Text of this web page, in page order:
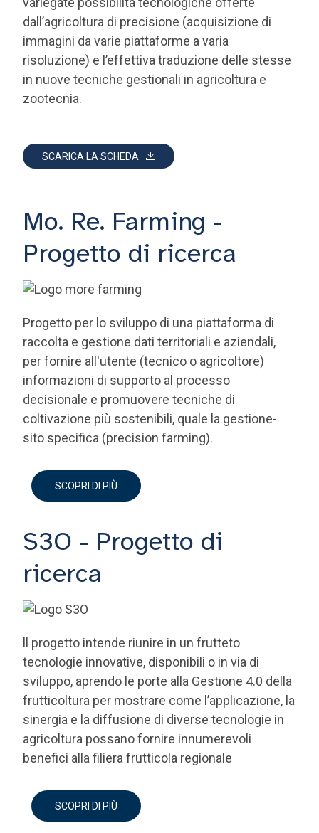
dall’agricoltura di precisione (acquisizione di
immagini da varie piattaforme a varia
risoluzione) e l’effettiva traduzione delle stesse
in nuove tecniche gestionali in agricoltura e
zootecnia.
SCARICA LA SCHEDA
Mo. Re. Farming -
Progetto di ricerca
Progetto per lo sviluppo di una piattaforma di
raccolta e gestione dati territoriali e aziendali,
per fornire all'utente (tecnico o agricoltore)
informazioni di supporto al processo
decisionale e promuovere tecniche di
coltivazione più sostenibili, quale la gestione-
sito specifica (precision farming).
SCOPRI DI PIÙ
S3O - Progetto di
ricerca
ll progetto intende riunire in un frutteto
tecnologie innovative, disponibili o in via di
sviluppo, aprendo le porte alla Gestione 4.0 della
frutticoltura per mostrare come l’applicazione, la
sinergia e la diffusione di diverse tecnologie in
agricoltura possano fornire innumerevoli
benefici alla filiera frutticola regionale
SCOPRI DI PIÙ